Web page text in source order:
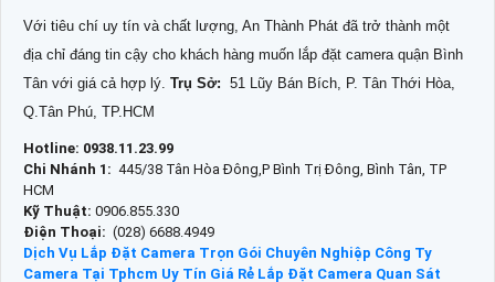
Với tiêu chí uy tín và chất lượng, An Thành Phát đã trở thành một
địa chỉ đáng tin cậy cho khách hàng muốn lắp đặt camera quận Bình
Tân với giá cả hợp lý. Trụ Sở: 51 Lũy Bán Bích, P. Tân Thới Hòa,
Q.Tân Phú, TP.HCM
Hotline: 0938.11.23.99
Chi Nhánh 1: 445/38 Tân Hòa Đông,P Bình Trị Đông, Bình Tân, TP
HCM
Kỹ Thuật: 0906.855.330
Điện Thoại: (028) 6688.4949
Dịch Vụ Lắp Đặt Camera Trọn Gói Chuyên Nghiệp Công Ty
Camera Tại Tphcm Uy Tín Giá Rẻ Lắp Đặt Camera Quan Sát